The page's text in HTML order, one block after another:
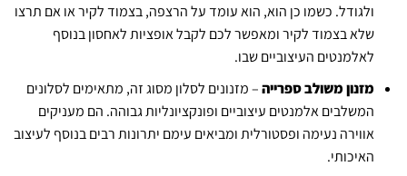
ולגודל. כשמו כן הוא, הוא עומד על הרצפה, בצמוד לקיר או אם תרצו
שלא בצמוד לקיר ומאפשר לכם לקבל אופציות לאחסון בנוסף
לאלמנטים העיצוביים שבו.
מזנון משולב ספרייה– מזנונים לסלון מסוג זה, מתאימים לסלונים
המשלבים אלמנטים עיצוביים ופונקציונליות גבוהה. הם מעניקים
אווירה נעימה ופסטורלית ומביאים עימם יתרונות רבים בנוסף לעיצוב
האיכותי.